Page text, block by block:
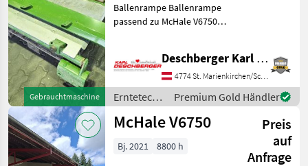
Gebrauchtmaschine
Ballenrampe Ballenrampe
passend zu McHale V6750 /
Ihr Ansprechpartner - Hr.
Christoph Deschberger
Erntetechnik Grü
Deschberger Karl Landtechnik GesmbH & Co KG
4774 St. Marienkirchen/Schärding
Erntetechnik
Grünland /
McHale
Premium Gold Händler
McHale V6750
Preis
auf
Anfrage
Bj. 2021 8800 h